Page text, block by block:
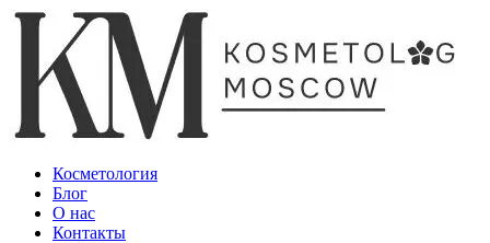
Косметология
Блог
О нас
Контакты